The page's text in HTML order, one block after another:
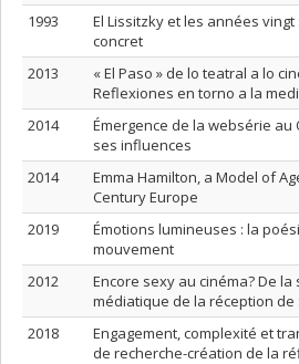
1993
El Lissitzky et les années
concret
2013
« El Paso » de lo teatral a lo
Reflexiones en torno a la
2014
Émergence de la websérie au
ses influences
2014
Emma Hamilton, a Model of
Century Europe
2019
Émotions lumineuses : la
mouvement
2012
Encore sexy au cinéma? De
médiatique de la réception de
2018
Engagement, complexité et
de recherche-création de la